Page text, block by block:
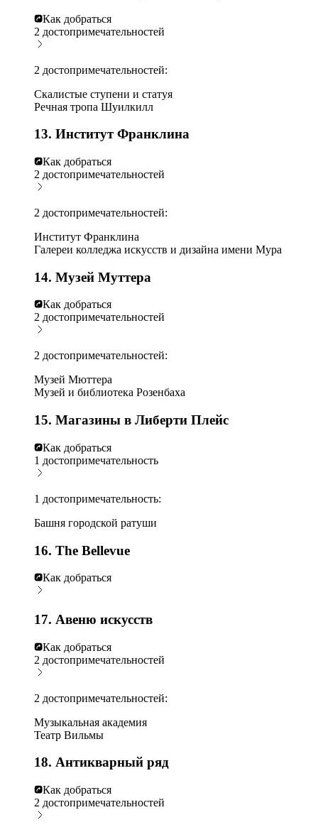
Как добраться
2 достопримечательностей
2 достопримечательностей:
Скалистые ступени и статуя
Речная тропа Шуилкилл
13. Институт Франклина
Как добраться
2 достопримечательностей
2 достопримечательностей:
Институт Франклина
Галереи колледжа искусств и дизайна имени Мура
14. Музей Муттера
Как добраться
2 достопримечательностей
2 достопримечательностей:
Музей Мюттера
Музей и библиотека Розенбаха
15. Магазины в Либерти Плейс
Как добраться
1 достопримечательность
1 достопримечательность:
Башня городской ратуши
16. The Bellevue
Как добраться
17. Авеню искусств
Как добраться
2 достопримечательностей
2 достопримечательностей:
Музыкальная академия
Театр Вильмы
18. Антикварный ряд
Как добраться
2 достопримечательностей